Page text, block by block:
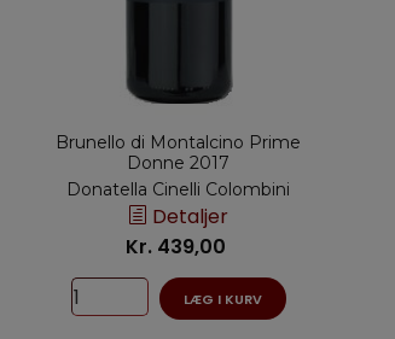
Brunello di Montalcino Prime
Donne 2017
Donatella Cinelli Colombini
Detaljer
Kr. 439,00
LÆG I KURV